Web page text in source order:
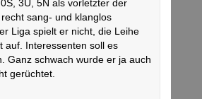
3U, 5N als vorletzter der
sang- und klanglos
Liga spielt er nicht, die Leihe
auf. Interessenten soll es
Ganz schwach wurde er ja auch
gerüchtet.